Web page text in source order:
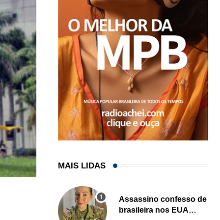
HISTÓRICO
Açaí é reconhecido oficialmente como fruto
MAIS LIDAS
Assassino confesso de
brasileira nos EUA